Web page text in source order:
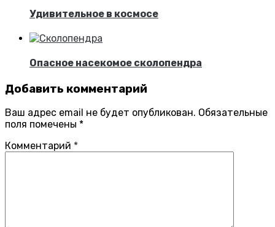
Удивительное в космосе
Опасное насекомое сколопендра
Добавить комментарий
Ваш адрес email не будет опубликован. Обязательные
поля помечены *
Комментарий *